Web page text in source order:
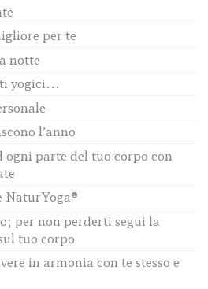
per te
notte
yogici...
l’anno
ogni parte del tuo corpo con
NaturYoga®
per non perderti segui la
tuo corpo
in armonia con te stesso e